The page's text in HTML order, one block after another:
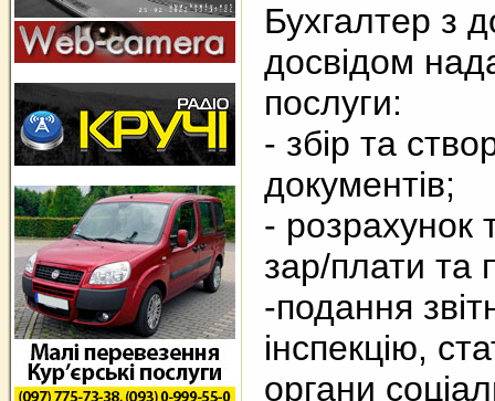
Бухгалтер з
досвідом
послуги:
- збір та
документів;
- розрахунок
зар/плати та
-подання
інспекцію,
органи